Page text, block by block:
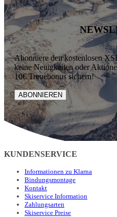
Abonniere den kostenlosen
keine Neuigkeiten oder
10€ Treuebonus sichern!
ABONNIEREN
KUNDENSERVICE
Informationen zu Klarna
Bindungsmontage
Kontakt
Skiservice Information
Zahlungsarten
Skiservice Preise